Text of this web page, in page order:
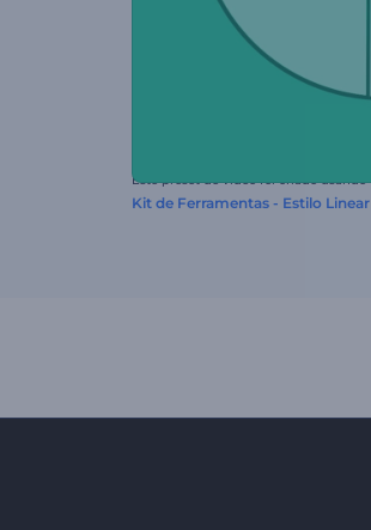
Este preset de vídeo foi criado usando
Kit de Ferramentas - Estilo Linear